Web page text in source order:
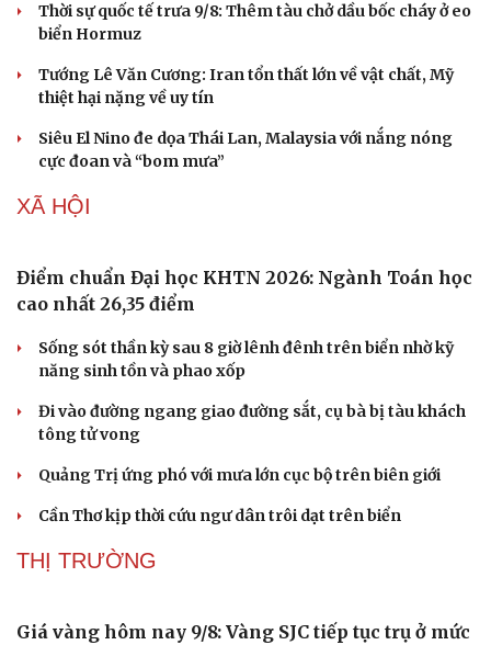
Sức khỏe
Cây thuốc
Sản phụ khoa
Nam khoa
Làm đẹp - giảm cân
Phòng mạch online
Ăn sạch sống khỏe
Blog
Thời sự quốc tế trưa 9/8: Thêm tàu chở dầu bốc cháy ở eo
biển Hormuz
Tướng Lê Văn Cương: Iran tổn thất lớn về vật chất, Mỹ
thiệt hại nặng về uy tín
Siêu El Nino đe dọa Thái Lan, Malaysia với nắng nóng
cực đoan và “bom mưa”
XÃ HỘI
Điểm chuẩn Đại học KHTN 2026: Ngành Toán học
cao nhất 26,35 điểm
Sống sót thần kỳ sau 8 giờ lênh đênh trên biển nhờ kỹ
năng sinh tồn và phao xốp
Đi vào đường ngang giao đường sắt, cụ bà bị tàu khách
tông tử vong
Quảng Trị ứng phó với mưa lớn cục bộ trên biên giới
Cần Thơ kịp thời cứu ngư dân trôi dạt trên biển
THỊ TRƯỜNG
Giá vàng hôm nay 9/8: Vàng SJC tiếp tục trụ ở mức